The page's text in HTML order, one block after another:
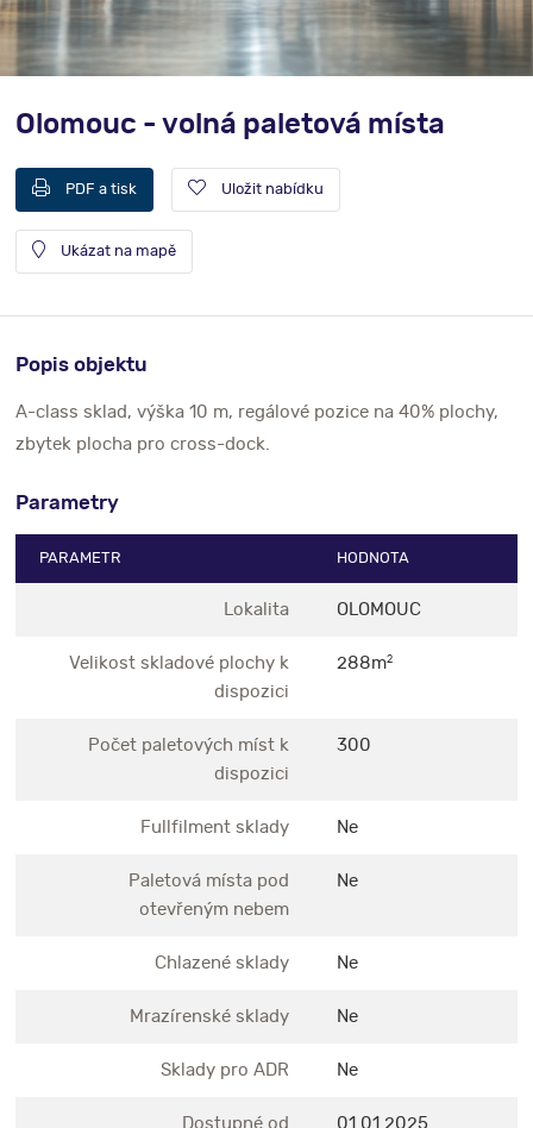
Olomouc - volná paletová místa
PDF a tisk Uložit nabídku
Ukázat na mapě
Popis objektu
A-class sklad, výška 10 m, regálové pozice na 40% plochy,
zbytek plocha pro cross-dock.
Parametry
PARAMETR HODNOTA
Lokalita OLOMOUC
Velikost skladové plochy k
dispozici
288m2
Počet paletových míst k
dispozici
300
Fullfilment sklady Ne
Paletová místa pod
otevřeným nebem
Ne
Chlazené sklady Ne
Mrazírenské sklady Ne
Sklady pro ADR Ne
Dostupné od 01.01.2025